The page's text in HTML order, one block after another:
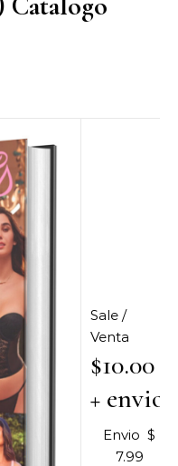
Sale /
Venta
$10.00
+ envio
Envio $
7.99